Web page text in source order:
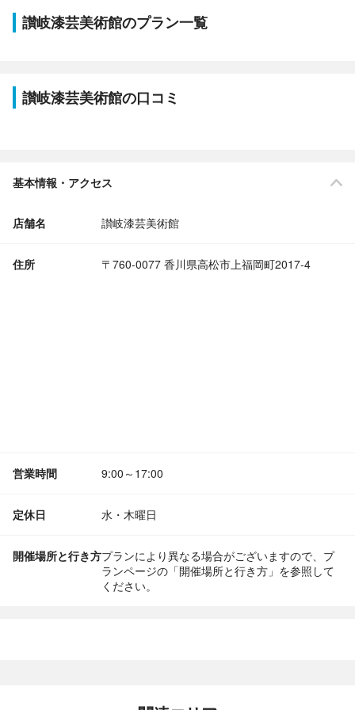
讃岐漆芸美術館のプラン一覧
讃岐漆芸美術館の口コミ
基本情報・アクセス
店舗名 讃岐漆芸美術館
住所 〒760-0077 香川県高松市上福岡町2017-4
営業時間 9:00～17:00
定休日 水・木曜日
開催場所と行き方プランにより異なる場合がございますので、プ
ランページの「開催場所と行き方」を参照して
ください。